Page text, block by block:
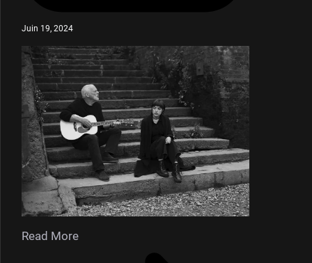
Juin 19, 2024
Read More